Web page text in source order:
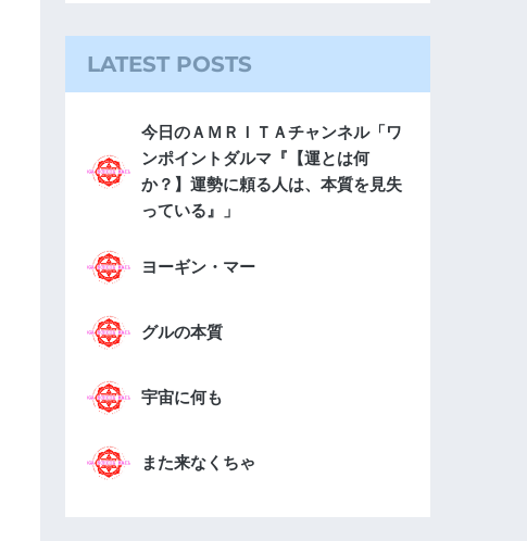
LATEST POSTS
今日のＡＭＲＩＴＡチャンネル「ワ
ンポイントダルマ『【運とは何
か？】運勢に頼る人は、本質を見失
っている』」
ヨーギン・マー
グルの本質
宇宙に何も
また来なくちゃ